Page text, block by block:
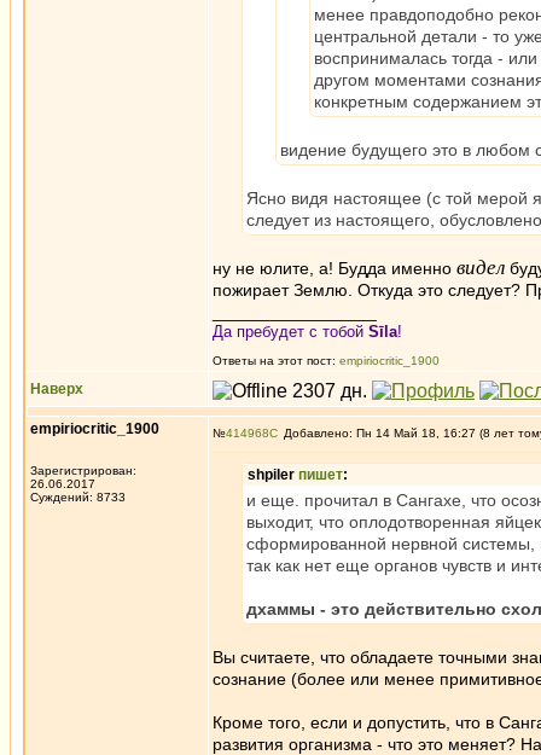
менее правдоподобно
центральной детали - то
воспринималась тогда -
другом моментами
конкретным содержанием
видение будущего это в любом
Ясно видя настоящее (с той мерой
следует из настоящего,
ну не юлите, а! Будда именно видел
пожирает Землю. Откуда это следует?
Да пребудет с тобой Sīla!
Ответы на этот пост: empiriocritic_1900
Наверх
empiriocritic_1900
Зарегистрирован:
26.06.2017
Суждений: 8733
№414968 Добавлено: Пн 14 Май 18, 16:27 (8 лет
shpiler пишет:
и еще. прочитал в Сангахе, что
выходит, что оплодотворенная
сформированной нервной системы,
так как нет еще органов чувств и
дхаммы - это действительно
Вы считаете, что обладаете точными
сознание (более или менее
Кроме того, если и допустить, что в
развития организма - что это меняет?